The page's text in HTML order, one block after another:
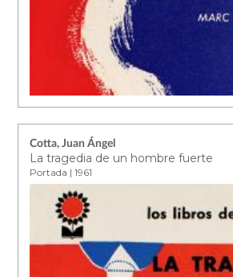
Cotta, Juan Ángel
La tragedia de un hombre fuerte
Portada | 1961